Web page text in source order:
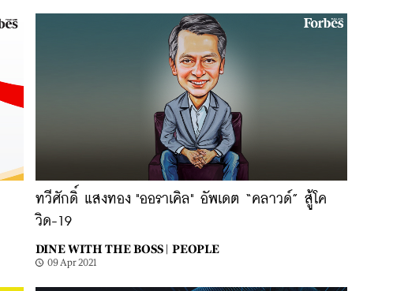
ทวีศักดิ์ แสงทอง "ออราเคิล" อัพเดต “คลาวด์” สู้โค
วิด-19
DINE WITH THE BOSS | PEOPLE
09 Apr 2021